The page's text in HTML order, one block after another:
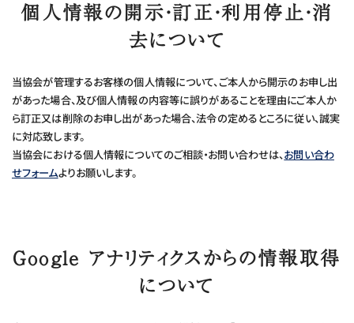
個人情報の開示・訂正・利用停止・消
去について
当協会が管理するお客様の個人情報について、ご本人から開示のお申し出
があった場合、及び個人情報の内容等に誤りがあることを理由にご本人か
ら訂正又は削除のお申し出があった場合、法令の定めるところに従い、誠実
に対応致します。
当協会における個人情報についてのご相談・お問い合わせは、お問い合わ
せフォームよりお願いします。
Google アナリティクスからの情報取得
について